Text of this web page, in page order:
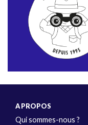
A PROPOS
Qui sommes-nous ?